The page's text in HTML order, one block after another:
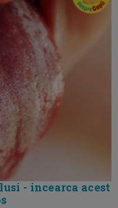
- incearca acest